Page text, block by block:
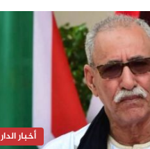
أخبار الدار